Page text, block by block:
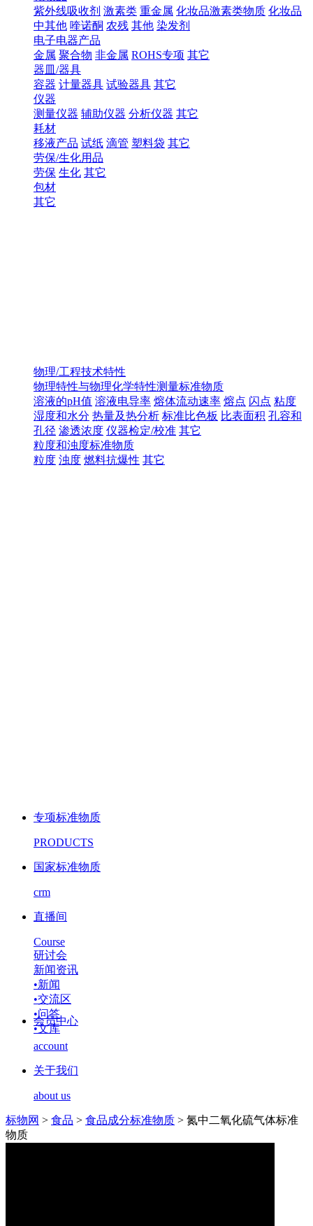
紫外线吸收剂 激素类 重金属 化妆品激素类物质 化妆品
中其他 喹诺酮 农残 其他 染发剂
电子电器产品
金属 聚合物 非金属 ROHS专项 其它
器皿/器具
容器 计量器具 试验器具 其它
仪器
测量仪器 辅助仪器 分析仪器 其它
耗材
移液产品 试纸 滴管 塑料袋 其它
劳保/生化用品
劳保 生化 其它
包材
其它
物理/工程技术特性
物理特性与物理化学特性测量标准物质
溶液的pH值 溶液电导率 熔体流动速率 熔点 闪点 粘度
湿度和水分 热量及热分析 标准比色板 比表面积 孔容和
孔径 渗透浓度 仪器检定/校准 其它
粒度和浊度标准物质
粒度 浊度 燃料抗爆性 其它
专项标准物质
PRODUCTS
国家标准物质
crm
直播间
Course
研讨会
新闻资讯
•新闻
•交流区
•问答
•文库
会员中心
account
关于我们
about us
标物网 > 食品 > 食品成分标准物质 > 氮中二氧化硫气体标准
物质